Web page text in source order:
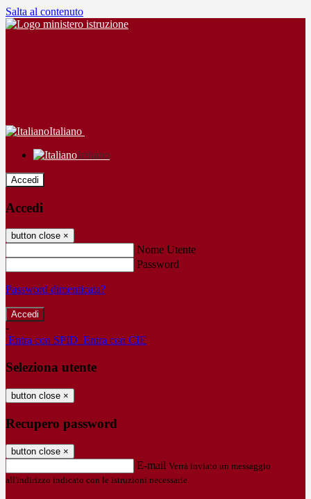
Salta al contenuto
Italiano
Italiano
Accedi
Accedi
button close ×
Nome Utente
Password
Password dimenticata?
-
Entra con SPID Entra con CIE
Seleziona utente
button close ×
Recupero password
button close ×
E-mail Verrà inviato un messaggio
all'indirizzo indicato con le istruzioni necessarie.